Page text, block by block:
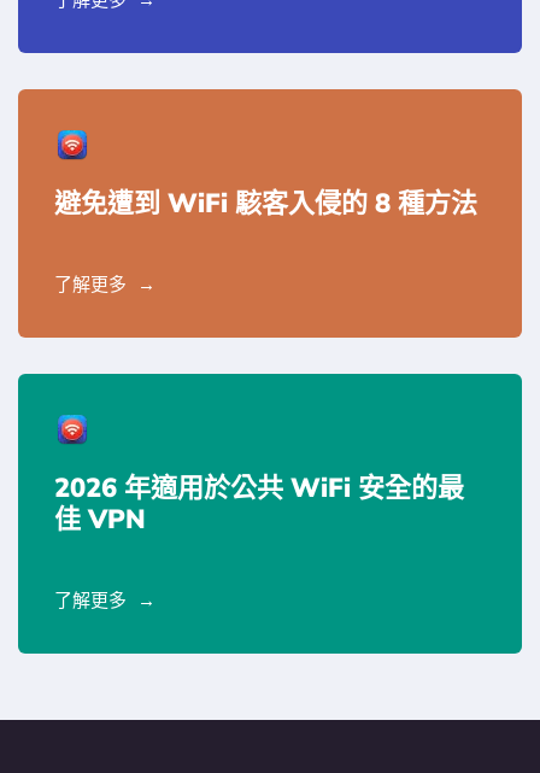
避免遭到 WiFi 駭客入侵的 8 種方法
了解更多
2026 年適用於公共 WiFi 安全的最
佳 VPN
了解更多